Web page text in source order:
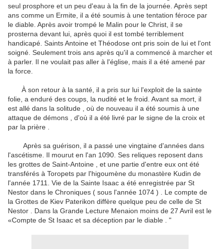
seul prosphore et un peu d'eau à la fin de la journée. Après sept
ans comme un Ermite, il a été soumis à une tentation féroce par
le diable. Après avoir trompé le Malin pour le Christ, il se
prosterna devant lui, après quoi il est tombé terriblement
handicapé. Saints Antoine et Théodose ont pris soin de lui et l'ont
soigné. Seulement trois ans après qu'il a commencé à marcher et
à parler. Il ne voulait pas aller à l'église, mais il a été amené par
la force.
À son retour à la santé, il a pris sur lui l'exploit de la sainte
folie, a enduré des coups, la nudité et le froid. Avant sa mort, il
est allé dans la solitude , où de nouveau il a été soumis à une
attaque de démons , d'où il a été livré par le signe de la croix et
par la prière .
Après sa guérison, il a passé une vingtaine d'années dans
l'ascétisme. Il mourut en l'an 1090. Ses reliques reposent dans
les grottes de Saint-Antoine , et une partie d'entre eux ont été
transférés à Toropets par l'higoumène du monastère Kudin de
l'année 1711. Vie de la Sainte Isaac a été enregistrée par St
Nestor dans le Chroniques ( sous l'année 1074 ) .
Le compte de
la Grottes de Kiev Paterikon diffère quelque peu de celle de St
Nestor .
Dans la Grande Lecture Menaion moins de 27 Avril est le
«Compte de St Isaac et sa déception par le diable . "